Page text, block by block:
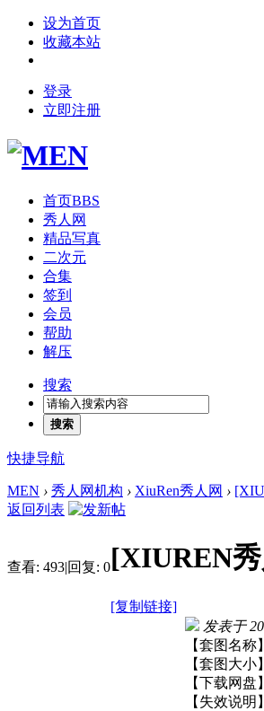
设为首页
收藏本站
登录
立即注册
首页BBS
秀人网
精品写真
二次元
合集
签到
会员
帮助
解压
搜索
搜索
快捷导航
MEN › 秀人网机构 › XiuRen秀人网 ›
返回列表
查看: 493|回复: 0[XIUREN秀
[复制链接]
发表于
【套图名
【套图大小
【下载网
【失效说